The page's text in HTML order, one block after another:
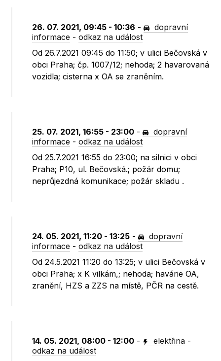
26. 07. 2021, 09:45 - 10:36 -
dopravní
informace -odkaz na událost
Od 26.7.2021 09:45 do 11:50; v ulici Bečovská v
obci Praha; čp. 1007/12; nehoda; 2 havarovaná
vozidla; cisterna x OA se zraněním.
25. 07. 2021, 16:55 - 23:00 -
dopravní
informace -odkaz na událost
Od 25.7.2021 16:55 do 23:00; na silnici v obci
Praha; P10, ul. Bečovská.; požár domu;
neprůjezdná komunikace; požár skladu .
24. 05. 2021, 11:20 - 13:25 -
dopravní
informace -odkaz na událost
Od 24.5.2021 11:20 do 13:25; v ulici Bečovská v
obci Praha; x K vilkám,; nehoda; havárie OA,
zranění, HZS a ZZS na místě, PČR na cestě.
14. 05. 2021, 08:00 - 12:00 - elektřina -
odkaz na událost